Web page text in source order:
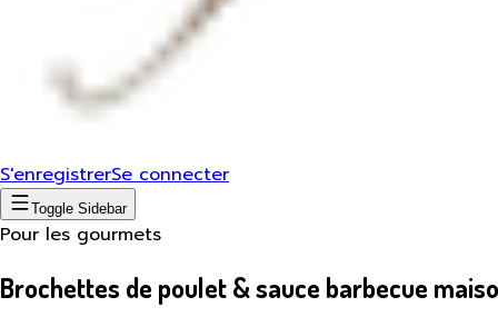
S'enregistrerSe connecter
Toggle Sidebar
Pour les gourmets
Brochettes de poulet & sauce barbecue